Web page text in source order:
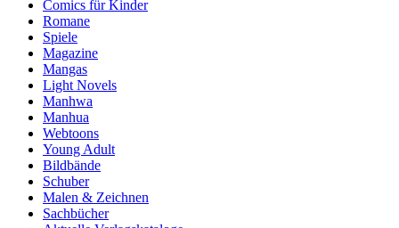
Comics für Kinder
Romane
Spiele
Magazine
Mangas
Light Novels
Manhwa
Manhua
Webtoons
Young Adult
Bildbände
Schuber
Malen & Zeichnen
Sachbücher